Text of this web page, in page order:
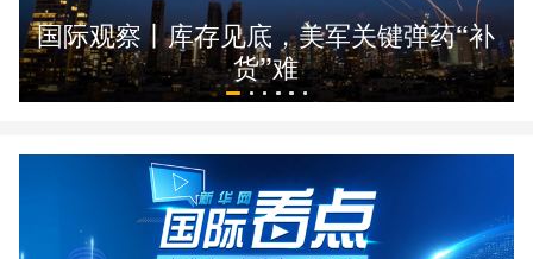
科技 科创 量子 体育
文化 书画 健康 军事
视频
中央文件 金融 汽车 食品
国际观察丨库存见底，美军关键弹药“补
货”难